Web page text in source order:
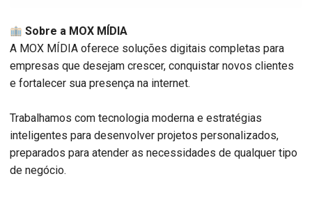
Sobre a MOX MÍDIA
A MOX MÍDIA oferece soluções digitais completas para
empresas que desejam crescer, conquistar novos clientes
e fortalecer sua presença na internet.
Trabalhamos com tecnologia moderna e estratégias
inteligentes para desenvolver projetos personalizados,
preparados para atender as necessidades de qualquer tipo
de negócio.